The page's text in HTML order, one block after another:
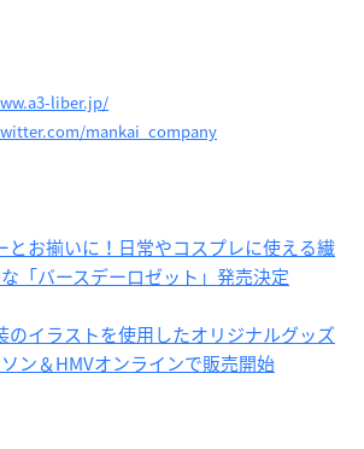
liber.jp/
mankai_company
とお揃いに！日常やコスプレに使える繊
「バースデーロゼット」発売決定
のイラストを使用したオリジナルグッズ
ン＆HMVオンラインで販売開始